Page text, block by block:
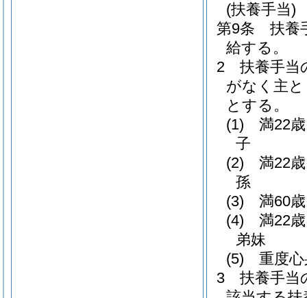
(扶養手当)
第9条
扶養
給する。
2
扶養手当
がなく主
とする。
(1)
満22
子
(2)
満22
孫
(3)
満60
(4)
満22
弟妹
(5)
重度
3
扶養手当